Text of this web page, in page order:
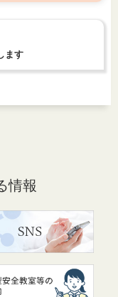
ます
情報